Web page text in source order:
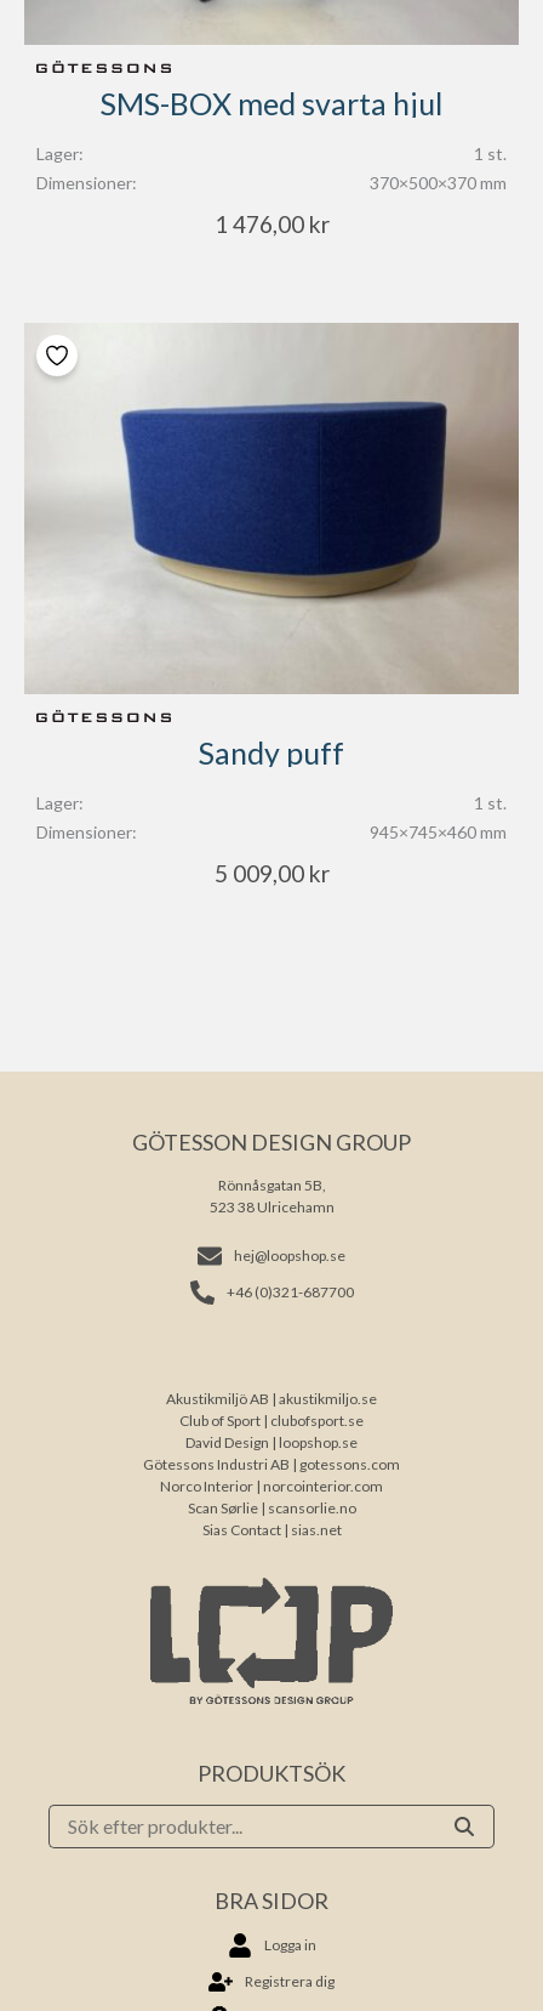
SMS-BOX med svarta hjul
Lager:
1 st.
Dimensioner:
370×500×370 mm
1 476,00 kr
Sandy puff
Lager:
1 st.
Dimensioner:
945×745×460 mm
5 009,00 kr
GÖTESSON DESIGN GROUP
Rönnåsgatan 5B,
523 38 Ulricehamn
hej@loopshop.se
+46 (0)321-687700
Akustikmiljö AB | akustikmiljo.se
Club of Sport | clubofsport.se
David Design | loopshop.se
Götessons Industri AB | gotessons.com
Norco Interior | norcointerior.com
Scan Sørlie | scansorlie.no
Sias Contact | sias.net
PRODUKTSÖK
BRA SIDOR
Logga in
Registrera dig